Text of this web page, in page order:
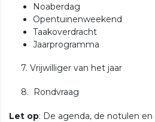
Noaberdag
Opentuinenweekend
Jaarprogramma
7. Vrijwilliger van het jaar
8. Rondvraag
Let op: De agenda, de notulen